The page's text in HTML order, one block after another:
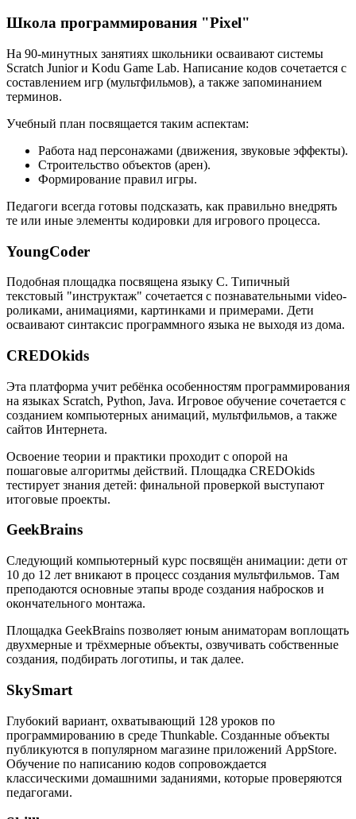
Школа программирования "Pixel"
На 90-минутных занятиях школьники осваивают системы
Scratch Junior и Kodu Game Lab. Написание кодов сочетается с
составлением игр (мультфильмов), а также запоминанием
терминов.
Учебный план посвящается таким аспектам:
Работа над персонажами (движения, звуковые эффекты).
Строительство объектов (арен).
Формирование правил игры.
Педагоги всегда готовы подсказать, как правильно внедрять
те или иные элементы кодировки для игрового процесса.
YoungCoder
Подобная площадка посвящена языку C. Типичный
текстовый "инструктаж" сочетается с познавательными video-
роликами, анимациями, картинками и примерами. Дети
осваивают синтаксис программного языка не выходя из дома.
CREDOkids
Эта платформа учит ребёнка особенностям программирования
на языках Scratch, Python, Java. Игровое обучение сочетается с
созданием компьютерных анимаций, мультфильмов, а также
сайтов Интернета.
Освоение теории и практики проходит с опорой на
пошаговые алгоритмы действий. Площадка CREDOkids
тестирует знания детей: финальной проверкой выступают
итоговые проекты.
GeekBrains
Следующий компьютерный курс посвящён анимации: дети от
10 до 12 лет вникают в процесс создания мультфильмов. Там
преподаются основные этапы вроде создания набросков и
окончательного монтажа.
Площадка GeekBrains позволяет юным аниматорам воплощать
двухмерные и трёхмерные объекты, озвучивать собственные
создания, подбирать логотипы, и так далее.
SkySmart
Глубокий вариант, охватывающий 128 уроков по
программированию в среде Thunkable. Созданные объекты
публикуются в популярном магазине приложений AppStore.
Обучение по написанию кодов сопровождается
классическими домашними заданиями, которые проверяются
педагогами.